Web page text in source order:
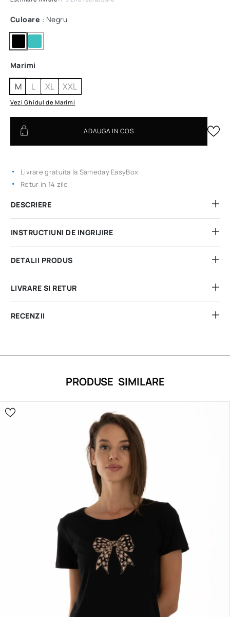
Culoare : Negru
Marimi
M L XL XXL
Vezi Ghidul de Marimi
ADAUGA IN COS
Livrare gratuita la Sameday EasyBox
Retur in 14 zile
DESCRIERE
INSTRUCTIUNI DE INGRIJIRE
DETALII PRODUS
LIVRARE SI RETUR
RECENZII
PRODUSE SIMILARE